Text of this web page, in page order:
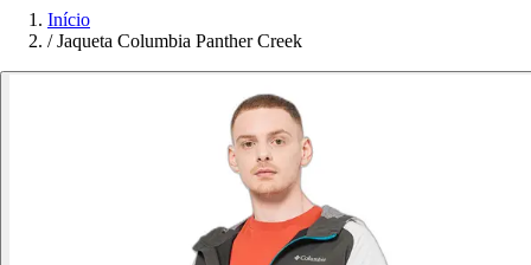
Início
/ Jaqueta Columbia Panther Creek